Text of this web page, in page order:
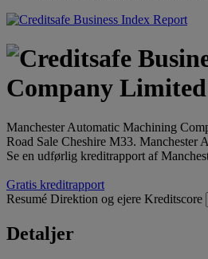
Company Limited
Manchester Automatic Machining
Road Sale Cheshire M33.
Se en udførlig kreditrapport af
Gratis kreditrapport
Resumé Direktion og ejere Kreditscore
Detaljer